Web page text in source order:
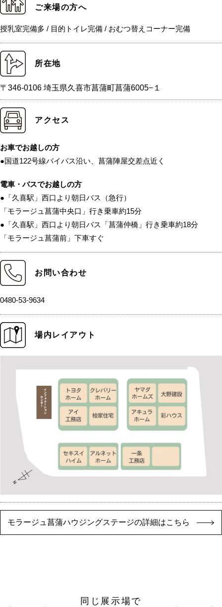
ご来場の方へ
授乳室完備多 / 目的トイレ完備 / おむつ替えコーナー完備
所在地
〒346-0106 埼玉県久喜市菖蒲町菖蒲6005−１
アクセス
お車でお越しの方
●国道122号線バイパス沿い、菖蒲陣屋交差点近く
電車・バスでお越しの方
●「久喜駅」西口より朝日バス（急行）
「モラージュ菖蒲中央口」行き乗車約15分
●「久喜駅」西口より朝日バス「菖蒲仲橋」行き乗車約18分
「モラージュ菖蒲前」下車すぐ
お問い合わせ
0480-53-9634
場内レイアウト
モラージュ菖蒲ハウジングステージの詳細はこちら
同じ展示場で